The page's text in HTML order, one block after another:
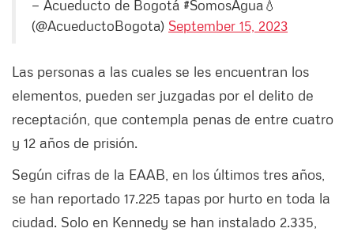
— Acueducto de Bogotá #SomosAgua💧
(@AcueductoBogota) September 15, 2023
Las personas a las cuales se les encuentran los
elementos, pueden ser juzgadas por el delito de
receptación, que contempla penas de entre cuatro
y 12 años de prisión.
Según cifras de la EAAB, en los últimos tres años,
se han reportado 17.225 tapas por hurto en toda la
ciudad. Solo en Kennedy se han instalado 2.335,